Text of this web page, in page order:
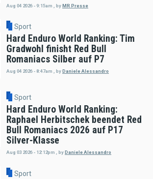
Aug 04 2026 - 9:15am byMR Presse
Sport
Hard Enduro World Ranking: Tim
Gradwohl finisht Red Bull
Romaniacs Silber auf P7
Aug 04 2026 - 8:47am byDaniele Alessandro
Sport
Hard Enduro World Ranking:
Raphael Herbitschek beendet Red
Bull Romaniacs 2026 auf P17
Silver-Klasse
Aug 03 2026 - 12:12pm byDaniele Alessandro
Sport